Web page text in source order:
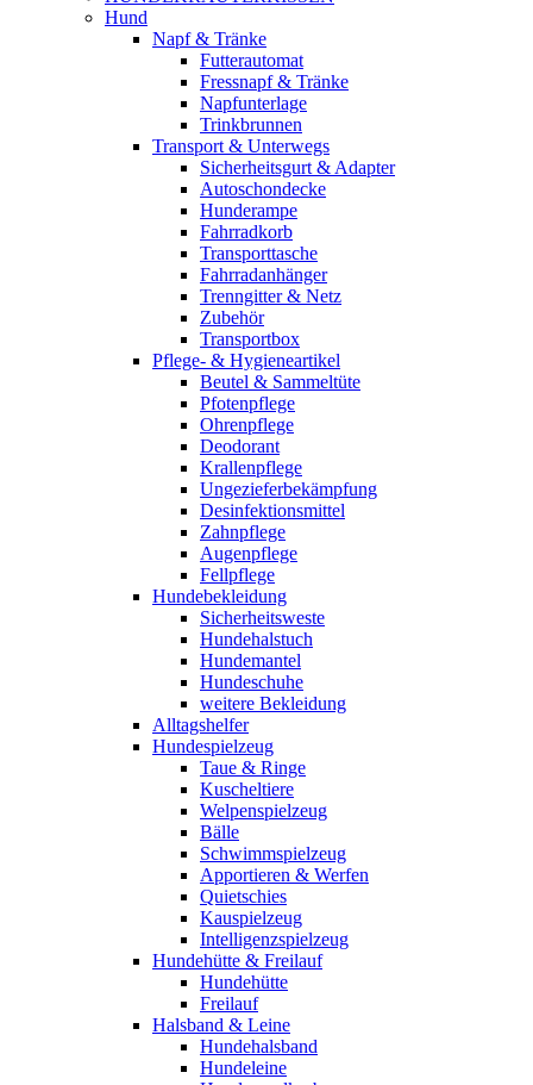
Hund
Napf & Tränke
Futterautomat
Fressnapf & Tränke
Napfunterlage
Trinkbrunnen
Transport & Unterwegs
Sicherheitsgurt & Adapter
Autoschondecke
Hunderampe
Fahrradkorb
Transporttasche
Fahrradanhänger
Trenngitter & Netz
Zubehör
Transportbox
Pflege- & Hygieneartikel
Beutel & Sammeltüte
Pfotenpflege
Ohrenpflege
Deodorant
Krallenpflege
Ungezieferbekämpfung
Desinfektionsmittel
Zahnpflege
Augenpflege
Fellpflege
Hundebekleidung
Sicherheitsweste
Hundehalstuch
Hundemantel
Hundeschuhe
weitere Bekleidung
Alltagshelfer
Hundespielzeug
Taue & Ringe
Kuscheltiere
Welpenspielzeug
Bälle
Schwimmspielzeug
Apportieren & Werfen
Quietschies
Kauspielzeug
Intelligenzspielzeug
Hundehütte & Freilauf
Hundehütte
Freilauf
Halsband & Leine
Hundehalsband
Hundeleine